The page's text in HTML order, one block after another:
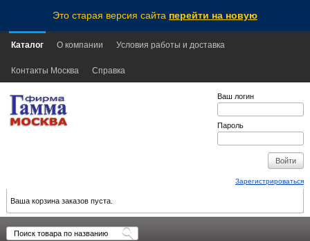
Это старая версия сайта перейти на новую
Каталог О компании Условия работы и доставка
Контакты Москва Справка
Ваш логин
Пароль
Зарегистрироваться
Ваша корзина заказов пуста.